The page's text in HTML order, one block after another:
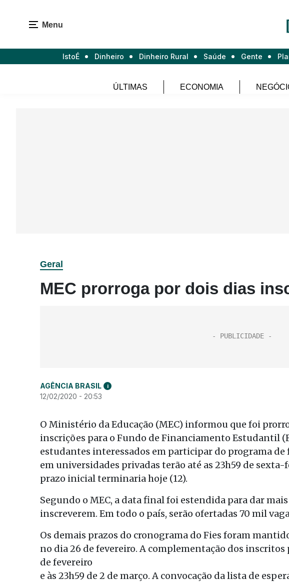
Menu
IstoÉ Dinheiro Dinheiro Rural Saúde Gente
ÚLTIMAS ECONOMIA
Geral
MEC prorroga por dois dias
AGÊNCIA BRASIL i
12/02/2020 - 20:53
O Ministério da Educação (MEC) informou que foi
inscrições para o Fundo de Financiamento Estudantil
estudantes interessados em participar do programa
em universidades privadas terão até as 23h59 de sexta-
prazo inicial terminaria hoje (12).
Segundo o MEC, a data final foi estendida para dar
inscreverem. Em todo o país, serão ofertadas 70 mil
Os demais prazos do cronograma do Fies foram
no dia 26 de fevereiro. A complementação dos
de fevereiro
e às 23h59 de 2 de março. A convocação da lista de